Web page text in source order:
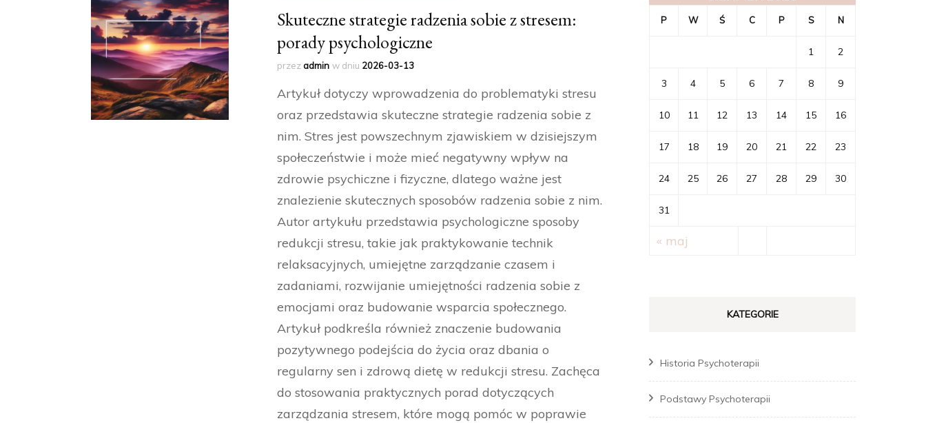
Skuteczne strategie radzenia sobie z stresem:
porady psychologiczne
przezadmin w dniu 2026-03-13
Artykuł dotyczy wprowadzenia do problematyki stresu
oraz przedstawia skuteczne strategie radzenia sobie z
nim. Stres jest powszechnym zjawiskiem w dzisiejszym
społeczeństwie i może mieć negatywny wpływ na
zdrowie psychiczne i fizyczne, dlatego ważne jest
znalezienie skutecznych sposobów radzenia sobie z nim.
Autor artykułu przedstawia psychologiczne sposoby
redukcji stresu, takie jak praktykowanie technik
relaksacyjnych, umiejętne zarządzanie czasem i
zadaniami, rozwijanie umiejętności radzenia sobie z
emocjami oraz budowanie wsparcia społecznego.
Artykuł podkreśla również znaczenie budowania
pozytywnego podejścia do życia oraz dbania o
regularny sen i zdrową dietę w redukcji stresu. Zachęca
do stosowania praktycznych porad dotyczących
zarządzania stresem, które mogą pomóc w poprawie
P W Ś C P S N
1 2
3 4 5 6 7 8 9
10 11 12 13 14 15 16
17 18 19 20 21 22 23
24 25 26 27 28 29 30
31
« maj
KATEGORIE
Historia Psychoterapii
Podstawy Psychoterapii